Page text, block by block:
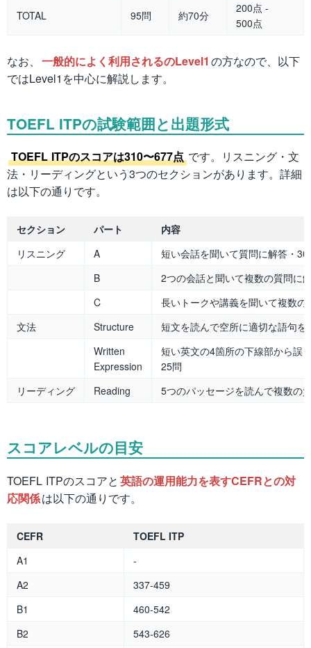
TOTAL 95問 約70分
200点 -
500点
なお、 一般的によく利用されるのLevel1 の方なので、以下
ではLevel1を中心に解説します。
TOEFL ITPの試験範囲と出題形式
TOEFL ITPのスコアは310〜677点 です。リスニング・文
法・リーディングという3つのセクションがあります。詳細
は以下の通りです。
セクション パート
内容
リスニング
A
短い会話を聞いて質問に解答・30
B
2つの会話と聞いて複数の質問に
C
長いトークや講義を聞いて複数
文法
Structure
短文を読んで空所に適切な語句を
Written
Expression
短い英文の4箇所の下線部から誤
25問
リーディング
Reading 5つのパッセージを読んで複数の
スコアレベルの目安
TOEFL ITPのスコアと 英語の運用能力を表すCEFRとの対
応関係は以下の通りです。
CEFR
TOEFL ITP
A1
-
A2
337-459
B1
460-542
B2
543-626